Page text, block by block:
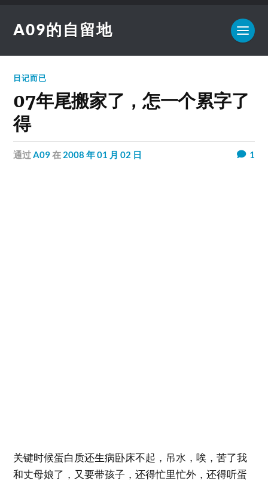
A09的自留地
日记而已
07年尾搬家了，怎一个累字了
得
通过A09在 2008 年 01 月 02 日 1
关键时候蛋白质还生病卧床不起，吊水，唉，苦了我
和丈母娘了，又要带孩子，还得忙里忙外，还得听蛋